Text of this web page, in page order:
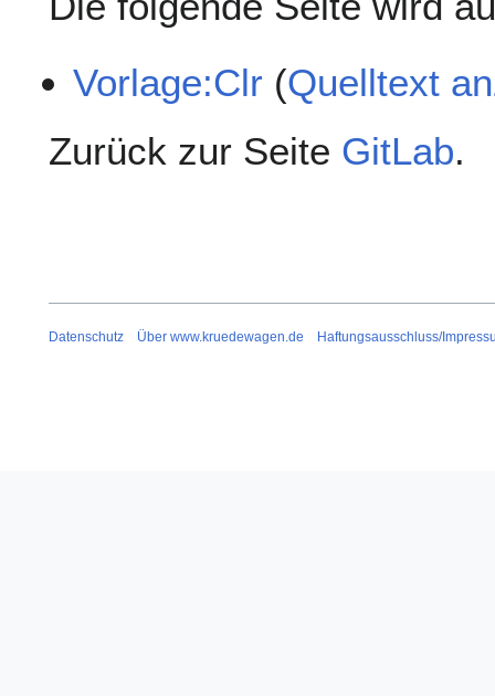
Vorlage:Clr (Quelltext
Zurück zur Seite GitLab.
Datenschutz Über www.kruedewagen.de Haftungsausschluss/